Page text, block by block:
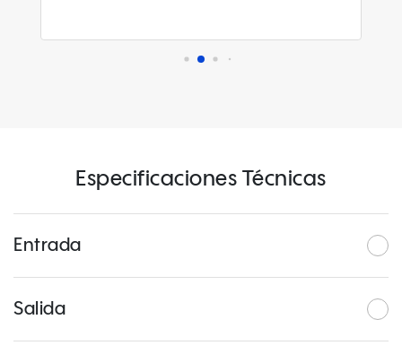
Especificaciones Técnicas
Entrada
Salida